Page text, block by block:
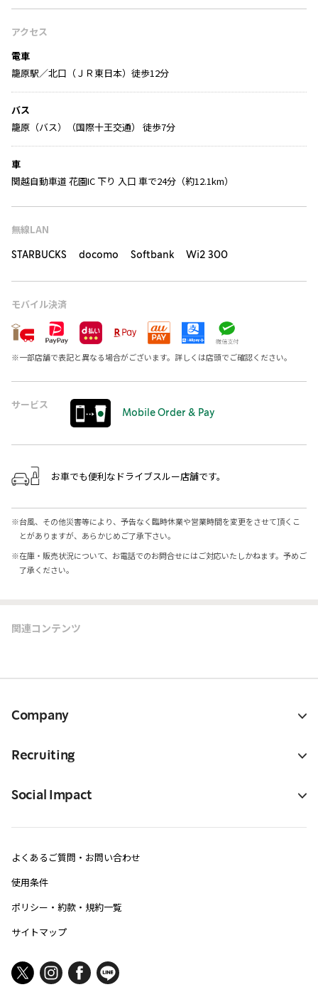
アクセス
電車
籠原駅／北口（ＪＲ東日本）徒歩12分
バス
籠原（バス）（国際十王交通） 徒歩7分
車
関越自動車道 花園IC 下り 入口 車で24分（約12.1km）
無線LAN
STARBUCKS docomo Softbank Wi2 300
モバイル決済
※一部店舗で表記と異なる場合がございます。詳しくは店頭でご確認ください。
サービス
Mobile Order & Pay
お車でも便利なドライブスルー店舗です。
※台風、その他災害等により、予告なく臨時休業や営業時間を変更をさせて頂くこ
とがありますが、あらかじめご了承下さい。
※在庫・販売状況について、お電話でのお問合せにはご対応いたしかねます。予めご
了承ください。
関連コンテンツ
Company
Recruiting
Social Impact
よくあるご質問・お問い合わせ
使用条件
ポリシー・約款・規約一覧
サイトマップ